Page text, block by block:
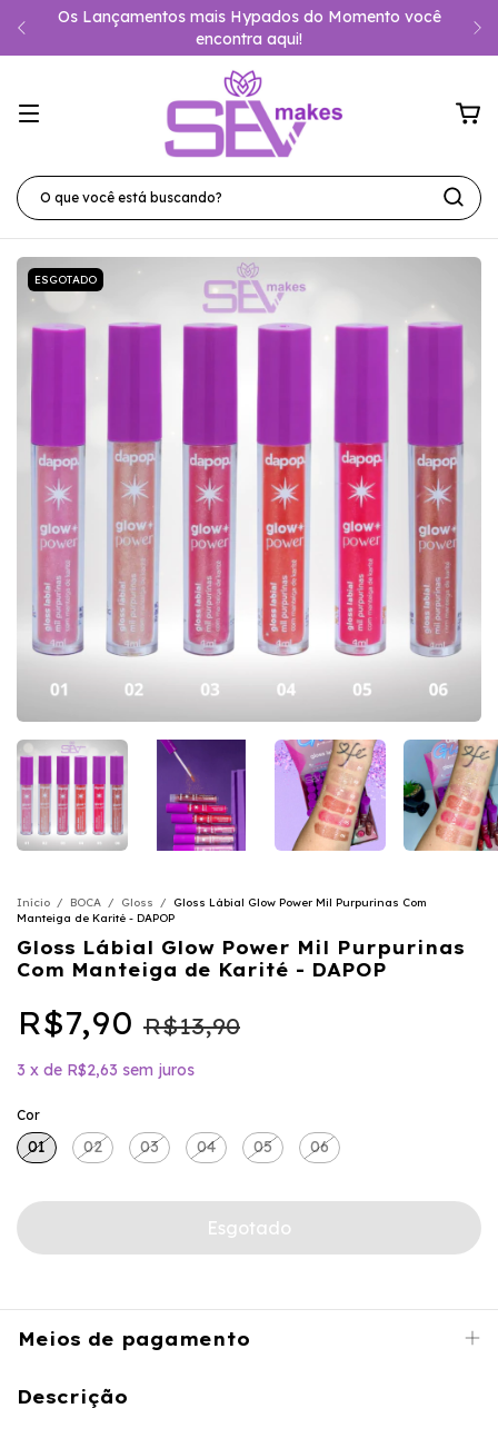
Os Lançamentos mais Hypados do Momento você
encontra aqui!
ESGOTADO
Início / BOCA / Gloss /
Gloss Lábial Glow Power Mil Purpurinas Com
Manteiga de Karité - DAPOP
Gloss Lábial Glow Power Mil Purpurinas
Com Manteiga de Karité - DAPOP
R$7,90 R$13,90
3 x de R$2,63 sem juros
Cor
01 02 03 04 05 06
Meios de pagamento
Descrição